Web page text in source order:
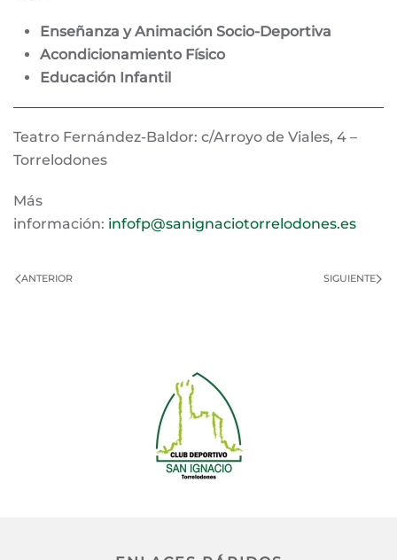
Enseñanza y Animación Socio-Deportiva
Acondicionamiento Físico
Educación Infantil
Teatro Fernández-Baldor: c/Arroyo de Viales, 4 –
Torrelodones
Más
información: infofp@sanignaciotorrelodones.es
ANTERIOR SIGUIENTE